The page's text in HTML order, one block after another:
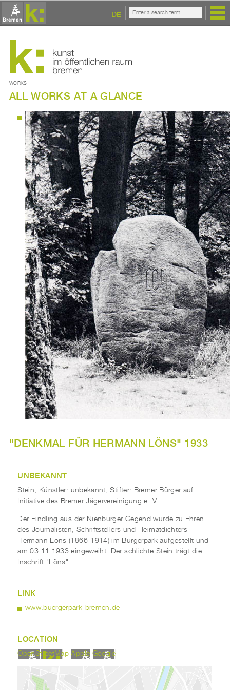
DE
WORKS
ALL WORKS AT A GLANCE
"DENKMAL FÜR HERMANN LÖNS" 1933
UNBEKANNT
Stein, Künstler: unbekannt, Stifter: Bremer Bürger auf
Initiative des Bremer Jägervereinigung e. V
Der Findling aus der Nienburger Gegend wurde zu Ehren
des Journalisten, Schriftstellers und Heimatdichters
Hermann Löns (1866-1914) im Bürgerpark aufgestellt und
am 03.11.1933 eingeweiht. Der schlichte Stein trägt die
Inschrift "Löns".
LINK
www.buergerpark-bremen.de
LOCATION
OpenStreetMap Apple Google